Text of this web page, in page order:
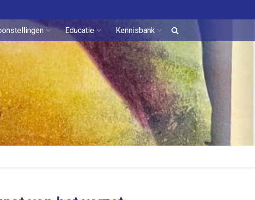
Educatie Kennisbank